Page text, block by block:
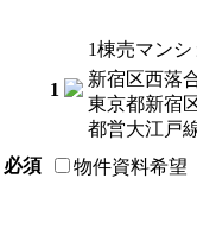
1
1棟売マンシ
新宿区西落
東京都新宿
都営大江戸
必須 物件資料希望